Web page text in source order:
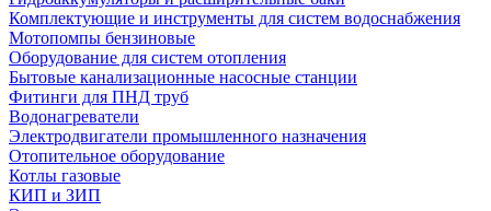
Комплектующие и инструменты для систем водоснабжения
Мотопомпы бензиновые
Оборудование для систем отопления
Бытовые канализационные насосные станции
Фитинги для ПНД труб
Водонагреватели
Электродвигатели промышленного назначения
Отопительное оборудование
Котлы газовые
КИП и ЗИП